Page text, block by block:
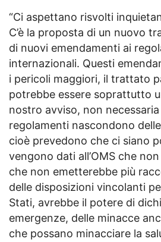
“Ci aspettano risvolti
C’è la proposta di un nuovo
di nuovi emendamenti ai
internazionali. Questi
i pericoli maggiori, il trattato
potrebbe essere soprattutto
nostro avviso, non
regolamenti nascondono
cioè prevedono che ci siano
vengono dati all’OMS che
che non emetterebbe più
delle disposizioni vincolanti
Stati, avrebbe il potere di
emergenze, delle minacce
che possano minacciare la